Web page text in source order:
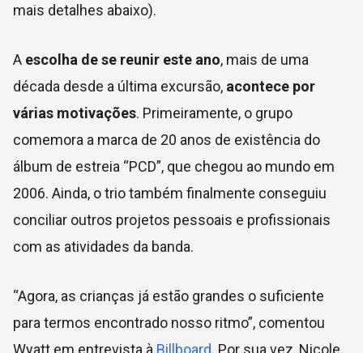
mais detalhes abaixo).
A escolha de se reunir este ano, mais de uma
década desde a última excursão, acontece por
várias motivações. Primeiramente, o grupo
comemora a marca de 20 anos de existência do
álbum de estreia “PCD”, que chegou ao mundo em
2006. Ainda, o trio também finalmente conseguiu
conciliar outros projetos pessoais e profissionais
com as atividades da banda.
“Agora, as crianças já estão grandes o suficiente
para termos encontrado nosso ritmo”, comentou
Wyatt em entrevista à Billboard. Por sua vez, Nicole